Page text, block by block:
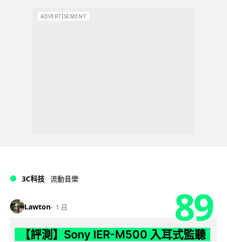
ADVERTISEMENT
3C科技 流動音樂
Lawton 1 日 89
【評測】Sony IER-M500 入耳式監聽